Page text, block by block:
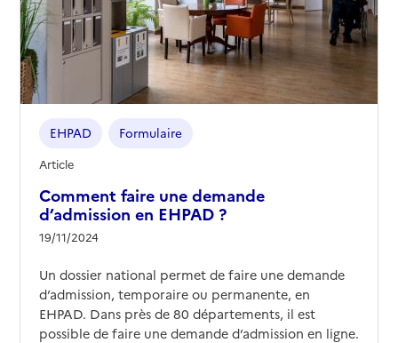
Comment faire une demande
d’admission en EHPAD ?
19/11/2024
EHPAD Formulaire
Article
Un dossier national permet de faire une demande
d’admission, temporaire ou permanente, en
EHPAD. Dans près de 80 départements, il est
possible de faire une demande d’admission en ligne.